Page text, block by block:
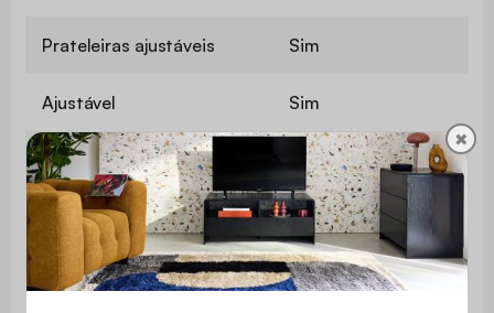
Prateleiras ajustáveis Sim
Ajustável Sim
Número de pés
Antiderrapante Sim
✖